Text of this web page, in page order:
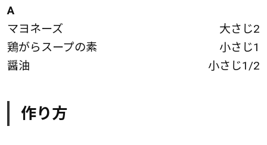
A
マヨネーズ
大さじ2
鶏がらスープの素
小さじ1
醤油
小さじ1/2
作り方